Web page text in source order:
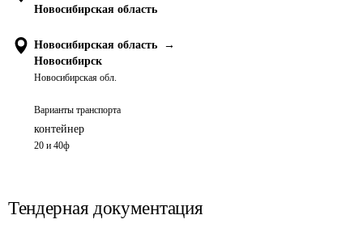
Новосибирская область
Новосибирская область
→
Новосибирск
Новосибирская обл.
Варианты транспорта
контейнер
20 и 40ф
Тендерная документация